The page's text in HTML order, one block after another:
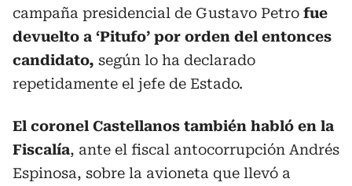
campaña presidencial de Gustavo Petro fue
devuelto a ‘Pitufo’ por orden del entonces
candidato, según lo ha declarado
repetidamente el jefe de Estado.
El coronel Castellanos también habló en la
Fiscalía, ante el fiscal antocorrupción Andrés
Espinosa, sobre la avioneta que llevó a